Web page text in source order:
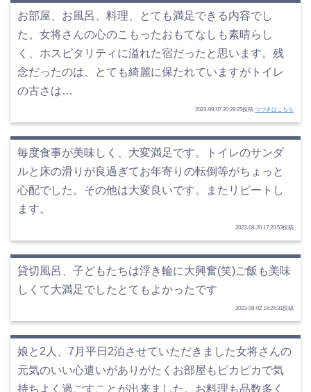
お部屋、お風呂、料理、とても満足できる内容でし
た。女将さんの心のこもったおもてなしも素晴らし
く、ホスピタリティに溢れた宿だったと思います。残
念だったのは、とても綺麗に保たれていますがトイレ
の古さは…
2023-09-07 20:29:25投稿 つづきはこちら
毎度食事が美味しく、大変満足です。トイレのサンダ
ルと床の滑りが良過ぎてお年寄りの転倒等がちょっと
心配でした。その他は大変良いです。またリピートし
ます。
2023-08-20 17:20:53投稿
貸切風呂、子どもたちは浮き輪に大興奮(笑)ご飯も美味
しくて大満足でしたとてもよかったです
2023-08-02 14:24:31投稿
娘と2人、7月平日2泊させていただきました女将さんの
元気のいい心遣いがありがたくお部屋もピカピカで気
持ちよく過ごすことが出来ました。お料理も品数多く